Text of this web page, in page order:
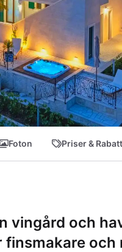
Foton Priser &
vingård och
och